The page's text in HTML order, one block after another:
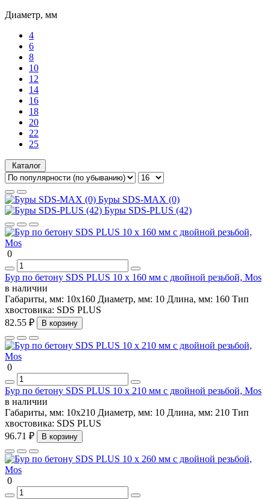
Диаметр, мм
4
6
8
10
12
14
16
18
20
22
25
Каталог
Буры SDS-MAX (0)
Буры SDS-PLUS (42)
0
Бур по бетону SDS PLUS 10 х 160 мм с двойной резьбой, Mos
в наличии
Габариты, мм: 10х160 Диаметр, мм: 10 Длина, мм: 160 Тип
хвостовика: SDS PLUS
82.55 ₽
В корзину
0
Бур по бетону SDS PLUS 10 х 210 мм с двойной резьбой, Mos
в наличии
Габариты, мм: 10х210 Диаметр, мм: 10 Длина, мм: 210 Тип
хвостовика: SDS PLUS
96.71 ₽
В корзину
0